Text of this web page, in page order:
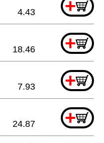
+
4.43
+
18.46
+
7.93
+
24.87